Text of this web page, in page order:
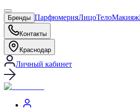
Бренды ПарфюмерияЛицоТелоМакияж
Контакты
Краснодар
Личный кабинет